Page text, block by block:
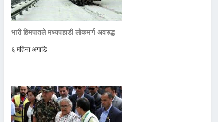
भारी हिमपातले मध्यपहाडी लोकमार्ग अवरुद्ध
६ महिना अगाडि